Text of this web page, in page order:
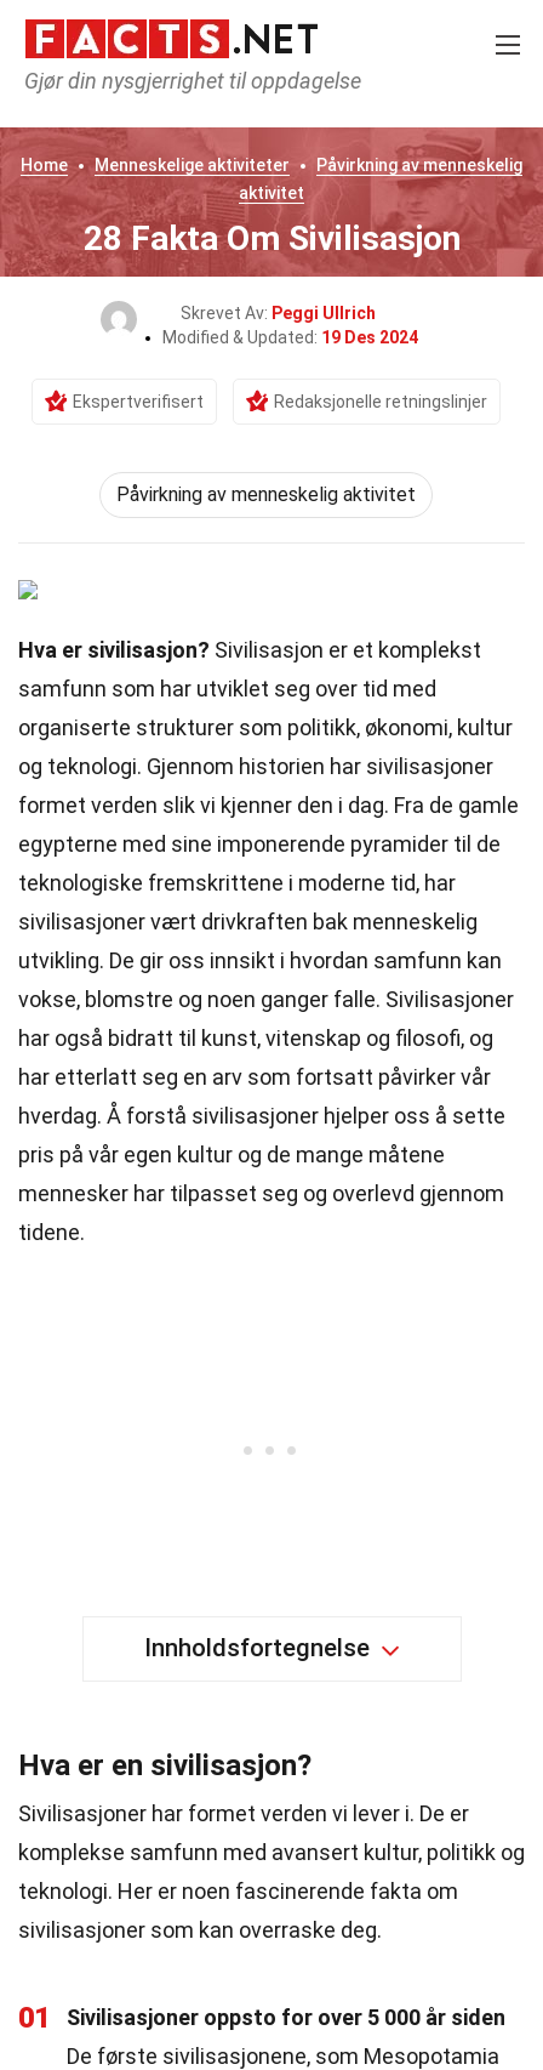
Gjør din nysgjerrighet til oppdagelse
Home Menneskelige aktiviteter
Påvirkning av menneskelig
aktivitet
28 Fakta Om Sivilisasjon
Skrevet Av: Peggi Ullrich
Modified & Updated: 19 Des 2024
Ekspertverifisert Redaksjonelle retningslinjer
Påvirkning av menneskelig aktivitet
Hva er sivilisasjon? Sivilisasjon er et komplekst
samfunn som har utviklet seg over tid med
organiserte strukturer som politikk, økonomi, kultur
og teknologi. Gjennom historien har sivilisasjoner
formet verden slik vi kjenner den i dag. Fra de gamle
egypterne med sine imponerende pyramider til de
teknologiske fremskrittene i moderne tid, har
sivilisasjoner vært drivkraften bak menneskelig
utvikling. De gir oss innsikt i hvordan samfunn kan
vokse, blomstre og noen ganger falle. Sivilisasjoner
har også bidratt til kunst, vitenskap og filosofi, og
har etterlatt seg en arv som fortsatt påvirker vår
hverdag. Å forstå sivilisasjoner hjelper oss å sette
pris på vår egen kultur og de mange måtene
mennesker har tilpasset seg og overlevd gjennom
tidene.
Innholdsfortegnelse
Hva er en sivilisasjon?
Sivilisasjoner har formet verden vi lever i. De er
komplekse samfunn med avansert kultur, politikk og
teknologi. Her er noen fascinerende fakta om
sivilisasjoner som kan overraske deg.
01
Sivilisasjoner oppsto for over 5 000 år siden
De første sivilisasjonene, som Mesopotamia